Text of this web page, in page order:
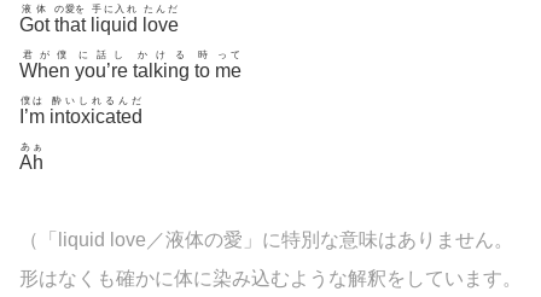
Got
液体
that
の愛を
liquid
手に入れ
love
たんだ
When
君が僕
you’re
に話し
talking
かける
to
時
me
って
I’m
僕は
intoxicated
酔いしれるんだ
Ah
あぁ
（「 liquid love／液体の愛 」に特別な意味はありません。
形はなくも確かに体に染み込むような解釈をしています。